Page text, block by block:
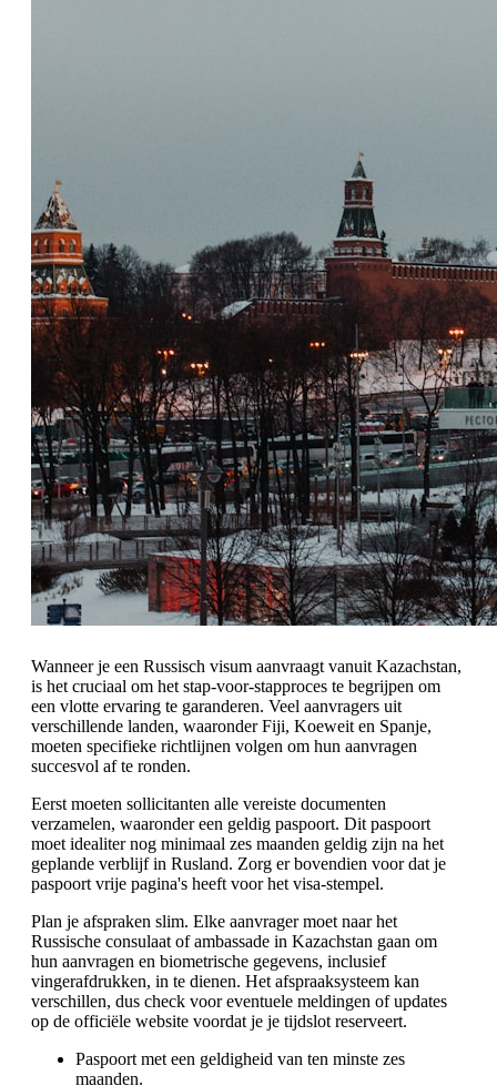
Wanneer je een Russisch visum aanvraagt vanuit Kazachstan,
is het cruciaal om het stap-voor-stapproces te begrijpen om
een vlotte ervaring te garanderen. Veel aanvragers uit
verschillende landen, waaronder Fiji, Koeweit en Spanje,
moeten specifieke richtlijnen volgen om hun aanvragen
succesvol af te ronden.
Eerst moeten sollicitanten alle vereiste documenten
verzamelen, waaronder een geldig paspoort. Dit paspoort
moet idealiter nog minimaal zes maanden geldig zijn na het
geplande verblijf in Rusland. Zorg er bovendien voor dat je
paspoort vrije pagina's heeft voor het visa-stempel.
Plan je afspraken slim. Elke aanvrager moet naar het
Russische consulaat of ambassade in Kazachstan gaan om
hun aanvragen en biometrische gegevens, inclusief
vingerafdrukken, in te dienen. Het afspraaksysteem kan
verschillen, dus check voor eventuele meldingen of updates
op de officiële website voordat je je tijdslot reserveert.
Paspoort met een geldigheid van ten minste zes
maanden.